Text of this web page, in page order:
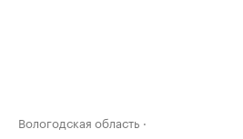
Вологодская область